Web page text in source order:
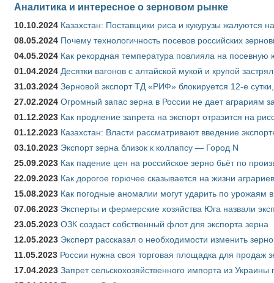
Аналитика и интересное о зерновом рынке
10.10.2024 Казахстан: Поставщики риса и кукурузы жалуются
08.05.2024 Почему технологичность посевов российских
04.05.2024 Как рекордная температура повлияла на
01.04.2024 Десятки вагонов с алтайской мукой и крупой
31.03.2024 Зерновой экспорт ТД «РИФ» блокируется 12-е
27.02.2024 Огромный запас зерна в России не дает аграриям
01.12.2023 Как продление запрета на экспорт отразится на
01.12.2023 Казахстан: Власти рассматривают введение
03.10.2023 Экспорт зерна близок к коллапсу — Город N
25.09.2023 Как падение цен на российское зерно бьёт по
22.09.2023 Как дорогое горючее сказывается на жизни аграриев
15.08.2023 Как погодные аномалии могут ударить по урожаям
07.06.2023 Эксперты и фермерские хозяйства Юга назвали
23.05.2023 ОЗК создаст собственный флот для экспорта зерна
12.05.2023 Эксперт рассказал о необходимости изменить
11.05.2023 России нужна своя торговая площадка для продаж
17.04.2023 Запрет сельскохозяйственного импорта из